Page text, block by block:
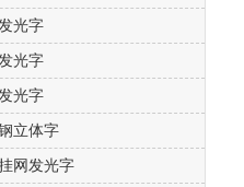
光字
光字
光字
立体字
网发光字